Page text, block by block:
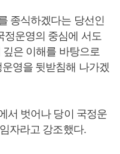
종식하겠다는 당선인
정운영의 중심에 서도
은 이해를 바탕으로
영을 뒷받침해 나가겠
서 벗어나 당이 국정운
자라고 강조했다.